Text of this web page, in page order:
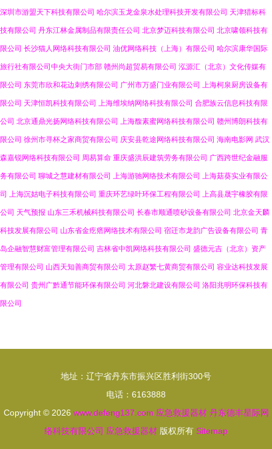
深圳市游盟天下科技有限公司 哈尔滨玉龙金泉水处理科技开发有限公司 天津猎标科
技有限公司 丹东江林金属制品有限责任公司 北京梦迈科技有限公司 北京啸领科技有
限公司 长沙猫人网络科技有限公司 油优网络科技（上海）有限公司 哈尔滨康华国际
旅行社有限公司中央大街门市部 赣州尚超贸易有限公司 泓源汇（北京）文化传媒有
限公司 东莞市欣和花边刺绣有限公司 广州市万盛门业有限公司 上海柯泉厨房设备有
限公司 天津恒凯科技有限公司 上海维埃纳网络科技有限公司 合肥族云信息科技有限
公司 北京通鼎光扬网络科技有限公司 上海馥素蜜网络科技有限公司 赣州博朗科技有
限公司 徐州市寻杯之家商贸有限公司 庆安县乾途网络科技有限公司 海南电影网 武汉
森嘉锐网络科技有限公司 周易算命 重庆盛洪辰建筑劳务有限公司 广西跨世纪金融服
务有限公司 聊城之慧建材有限公司 上海游驰网络技术有限公司 上海菇葵实业有限公
司 上海沉姑电子科技有限公司 重庆环艺绿叶环保工程有限公司 上高县晟宇橡胶有限
公司 天气预报 山东三禾机械科技有限公司 长春市顺通喷砂设备有限公司 北京金天麟
科技发展有限公司 山东省金疙瘩网络技术有限公司 宿迁市龙韵广告设备有限公司 青
岛企融智慧财富管理有限公司 吉林省中凯网络科技有限公司 盛德元吉（北京）资产
管理有限公司 山西天知善商贸有限公司 太原赵繁七黄商贸有限公司 容业达科技发展
有限公司 贵州广黔通节能环保有限公司 河北磐北建设有限公司 洛阳兆明环保科技有
限公司
地址：辽宁省丹东市振兴区胜利街300号
电话：6163888
Copyright © 2026 www.defeng137.com 应急救援器材 丹东德丰星际网
络科技有限公司 应急救援器材 版权所有 Sitemap